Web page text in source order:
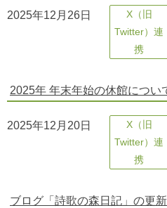
2025年12月26日
X（旧
Twitter）連
携
2025年 年末年始の休館につい
2025年12月20日
X（旧
Twitter）連
携
ブログ「詩歌の森日記」の更